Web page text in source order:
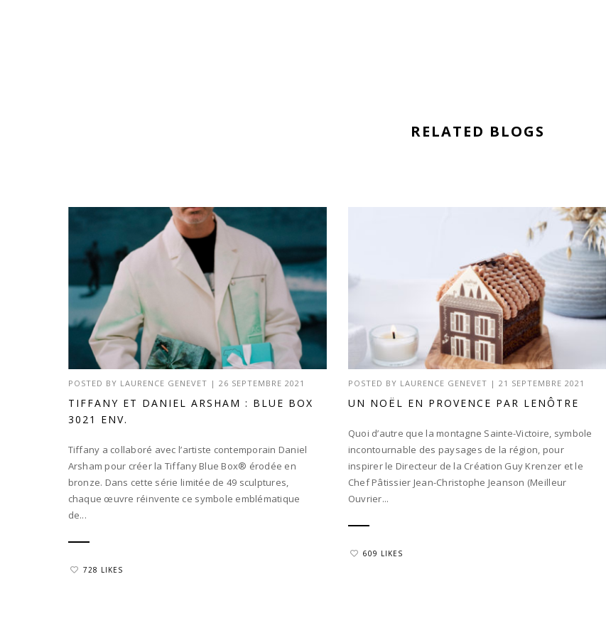
RELATED BLOGS
POSTED BY LAURENCE GENEVET | 26 SEPTEMBRE 2021
TIFFANY ET DANIEL ARSHAM : BLUE BOX
3021 ENV.
Tiffany a collaboré avec l’artiste contemporain Daniel
Arsham pour créer la Tiffany Blue Box® érodée en
bronze. Dans cette série limitée de 49 sculptures,
chaque œuvre réinvente ce symbole emblématique
de...
728 LIKES
POSTED BY LAURENCE GENEVET | 21 SEPTEMBRE 2021
UN NOËL EN PROVENCE PAR LENÔTRE
Quoi d’autre que la montagne Sainte-Victoire, symbole
incontournable des paysages de la région, pour
inspirer le Directeur de la Création Guy Krenzer et le
Chef Pâtissier Jean-Christophe Jeanson (Meilleur
Ouvrier...
609 LIKES